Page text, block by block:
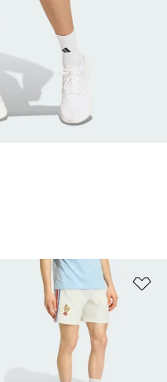
à la Liste de produits